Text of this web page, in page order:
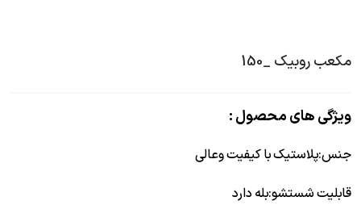
مکعب روبیک _150
ویژگی های محصول :
جنس:پلاستیک با کیفیت وعالی
قابلیت شستشو:بله دارد